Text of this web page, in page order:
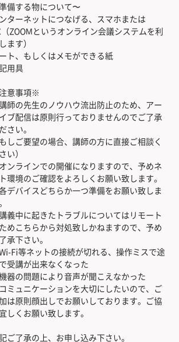
備する物について〜
ターネットにつなげる、スマホまたは
（ZOOMというオンライン会議システムを利
ます）
ト、もしくはメモができる紙
用具
意事項※
師の先生のノウハウ流出防止のため、アー
ブ配信は原則行っておりませんのでご了承
さい。
もしご要望の場合、講師の方に直接ご相談く
い）
ンラインでの開催になりますので、予めネ
環境のご確認をよろしくお願い致します。
デバイスどちらか一つ準備をお願い致しま
義中に起きたトラブルについてはリモート
めこちらから対処致しかねますので、予め
承下さい。
Wi-Fi等ネットの接続が切れる、操作ミスで途
受講が出来なくなった
機器の問題により音声が聞こえなかった
ミュニケーションを大切にしたいので、ご
は原則顔出しでお願いしております。ご協
しくお願い致します。
ご了承の上、お申し込み下さい。